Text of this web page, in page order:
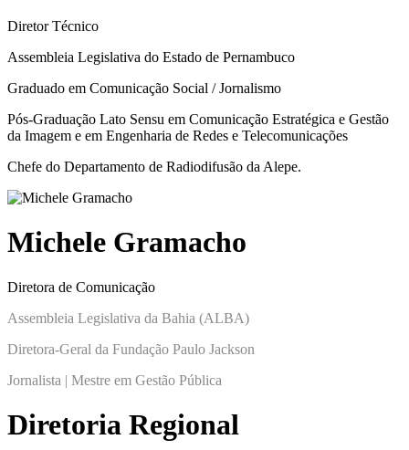
Diretor Técnico
Assembleia Legislativa do Estado de Pernambuco
Graduado em Comunicação Social / Jornalismo
Pós-Graduação Lato Sensu em Comunicação Estratégica e Gestão
da Imagem e em Engenharia de Redes e Telecomunicações
Chefe do Departamento de Radiodifusão da Alepe.
Michele Gramacho
Diretora de Comunicação
Assembleia Legislativa da Bahia (ALBA)
Diretora-Geral da Fundação Paulo Jackson
Jornalista | Mestre em Gestão Pública
Diretoria Regional